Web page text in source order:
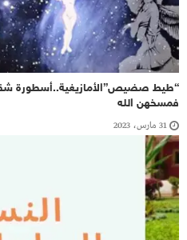
“طيط صضيص”الأمازيغية..أسطورة
فمسخهن الله
31 مارس، 2023